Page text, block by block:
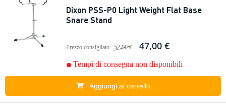
Dixon PSS-P0 Light Weight Flat Base
Snare Stand
Prezzo consigliato 52,00 € 47,00 €
Tempi di consegna non disponibili
Aggiungi al carrello